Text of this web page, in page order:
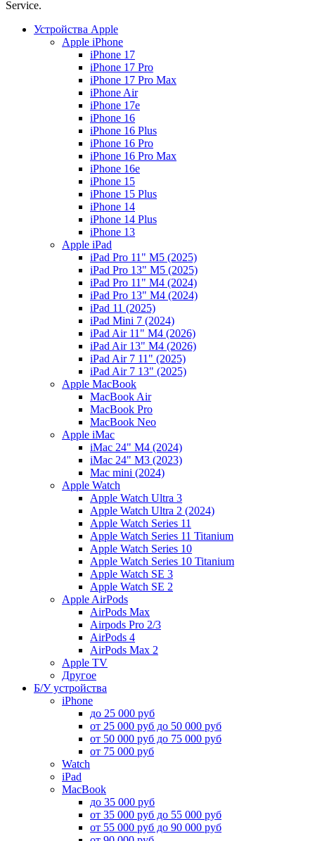
Service.
Устройства Apple
Apple iPhone
iPhone 17
iPhone 17 Pro
iPhone 17 Pro Max
iPhone Air
iPhone 17e
iPhone 16
iPhone 16 Plus
iPhone 16 Pro
iPhone 16 Pro Max
iPhone 16e
iPhone 15
iPhone 15 Plus
iPhone 14
iPhone 14 Plus
iPhone 13
Apple iPad
iPad Pro 11" M5 (2025)
iPad Pro 13" M5 (2025)
iPad Pro 11" M4 (2024)
iPad Pro 13" M4 (2024)
iPad 11 (2025)
iPad Mini 7 (2024)
iPad Air 11" M4 (2026)
iPad Air 13" M4 (2026)
iPad Air 7 11" (2025)
iPad Air 7 13" (2025)
Apple MacBook
MacBook Air
MacBook Pro
MacBook Neo
Apple iMac
iMac 24" M4 (2024)
iMac 24" M3 (2023)
Mac mini (2024)
Apple Watch
Apple Watch Ultra 3
Apple Watch Ultra 2 (2024)
Apple Watch Series 11
Apple Watch Series 11 Titanium
Apple Watch Series 10
Apple Watch Series 10 Titanium
Apple Watch SE 3
Apple Watch SE 2
Apple AirPods
AirPods Max
Airpods Pro 2/3
AirPods 4
AirPods Max 2
Apple TV
Другое
Б/У устройства
iPhone
до 25 000 руб
от 25 000 руб до 50 000 руб
от 50 000 руб до 75 000 руб
от 75 000 руб
Watch
iPad
MacBook
до 35 000 руб
от 35 000 руб до 55 000 руб
от 55 000 руб до 90 000 руб